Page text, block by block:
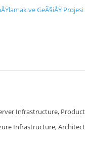
ve GeÃ§iÅŸ
Infrastructure,
Infrastructure,